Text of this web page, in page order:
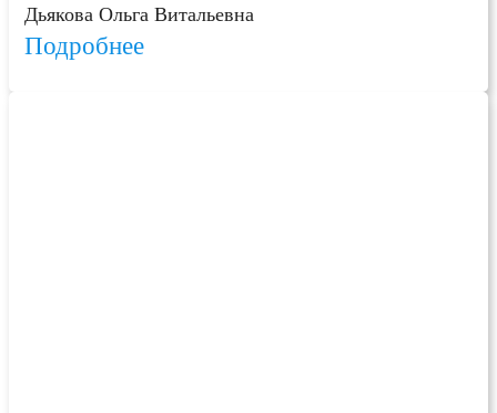
Дьякова Ольга Витальевна
Подробнее